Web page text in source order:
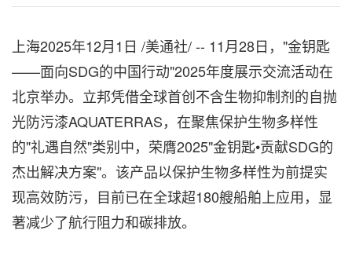
上海2025年12月1日 /美通社/ -- 11月28日，"金钥匙
——面向SDG的中国行动"2025年度展示交流活动在
北京举办。立邦凭借全球首创不含生物抑制剂的自抛
光防污漆AQUATERRAS，在聚焦保护生物多样性
的"礼遇自然"类别中，荣膺2025"金钥匙•贡献SDG的
杰出解决方案"。该产品以保护生物多样性为前提实
现高效防污，目前已在全球超180艘船舶上应用，显
著减少了航行阻力和碳排放。